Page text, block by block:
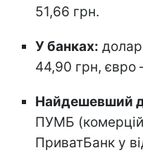
51,66 грн.
У банках:
44,90 грн, євро
Найдешевший
ПУМБ
ПриватБанк у